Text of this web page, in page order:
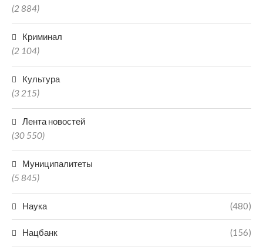
(2 884)
Криминал
(2 104)
Культура
(3 215)
Лента новостей
(30 550)
Муниципалитеты
(5 845)
Наука (480)
Нацбанк (156)